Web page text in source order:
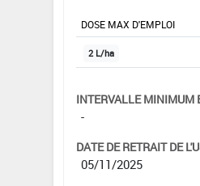
DOSE MAX D'EMPLOI
2 L/ha
INTERVALLE MINIMUM
-
DATE DE RETRAIT DE
05/11/2025